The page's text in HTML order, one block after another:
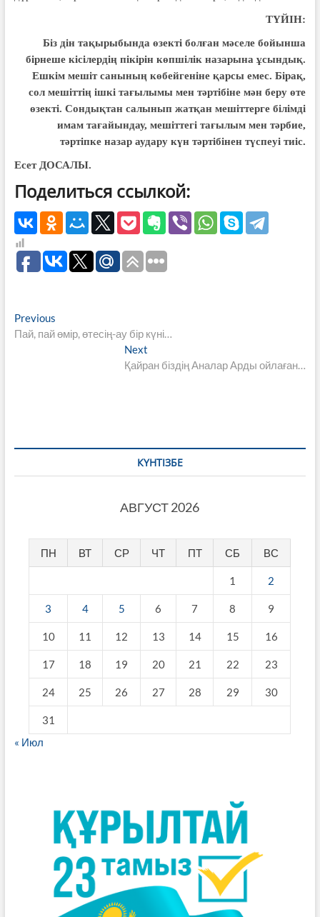
ТҮЙІН:
Біз дін тақырыбында өзекті болған мәселе бойынша
бірнеше кісілердің пікірін көпшілік назарына ұсындық.
Ешкім мешіт санының көбейгеніне қарсы емес. Бірақ,
сол мешіттің ішкі тағылымы мен тәртібіне мән беру өте
өзекті. Сондықтан салынып жатқан мешіттерге білімді
имам тағайындау, мешіттегі тағылым мен тәрбие,
тәртіпке назар аудару күн тәртібінен түспеуі тиіс.
Есет ДОСАЛЫ.
Поделиться ссылкой:
Навигация
по
PreviousPrevious
post:
Пай, пай өмір, өтесің-ау бір күні…
Next
post:
Қайран біздің Аналар Арды ойлаған…
КҮНТІЗБЕ
АВГУСТ 2026
ПН ВТ СР ЧТ ПТ СБ ВС
1 2
3 4 5 6 7 8 9
10 11 12 13 14 15 16
17 18 19 20 21 22 23
24 25 26 27 28 29 30
31
« Июл